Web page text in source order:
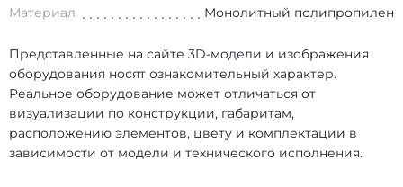
Материал
Монолитный полипропилен
Представленные на сайте 3D-модели и изображения
оборудования носят ознакомительный характер.
Реальное оборудование может отличаться от
визуализации по конструкции, габаритам,
расположению элементов, цвету и комплектации в
зависимости от модели и технического исполнения.